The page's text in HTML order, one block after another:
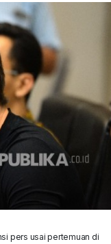
pers usai pertemuan di